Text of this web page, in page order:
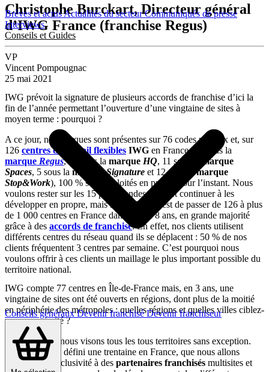
Brèves et actusActualités du secteurCommuniqués de presse
Interviews
Conseils et Guides
Conseils générauxDevenir franchiséDevenir franchiseur
Christophe Burckart, Directeur général
d’IWG France (franchise Regus)
VP
Vincent Pompougnac
25 mai 2021
IWG prévoit la signature de plusieurs accords de franchise d’ici la
fin de l’année permettant l’ouverture d’une vingtaine de sites à
moyen terme : pourquoi ?
A ce jour, nos marques sont présentes sur 76 codes postaux et, sur
126 centres de travail flexibles IWG en France (77 sous la
marque Regus, 21 sous la marque HQ, 11 sous la
marque
Spaces, 5 sous la marqueSignature et 12 sous lamarque
Stop&Work), 100 % sont exploités en propre pour l’instant. Nous
voulons rester sur les 15 plus grandes villes et continuer à les
développer en propre, mais notre objectif est de passer de 126 à plus
de 1 000 centres en France dans les 7 à 8 ans, en grande majorité
grâce à des accords de franchise. En effet, nos clients utilisent
différents centres du réseau quand ils se déplacent : 50 % de nos
clients fréquentent 3 centres par semaine. C’est pourquoi nous
voulons offrir à ces clients un maillage le plus important possible du
territoire national.
IWG compte 77 centres en Île-de-France mais, en 3 ans, une
vingtaine de sites ont été ouverts en régions, dont plus de la moitié
en périphérie des métropoles : quelles régions et quelles villes ciblez-
vous en priorité ?
Enfranchise
, nous visons tous les tous territoires sans exception.
Nous en avons défini une trentaine en France, que nous allons
proposer en exclusivité à des partenaires franchisés multisites et